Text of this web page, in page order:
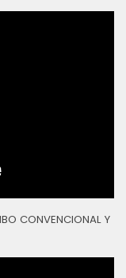
CONVENCIONAL Y